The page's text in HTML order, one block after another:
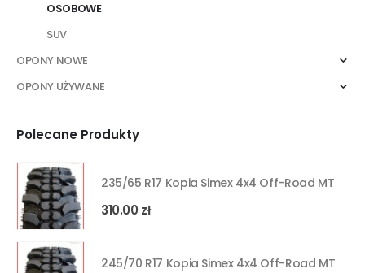
OSOBOWE
SUV
OPONY NOWE
OPONY UŻYWANE
Polecane Produkty
235/65 R17 Kopia Simex 4x4 Off-Road MT
310.00 zł
245/70 R17 Kopia Simex 4x4 Off-Road MT